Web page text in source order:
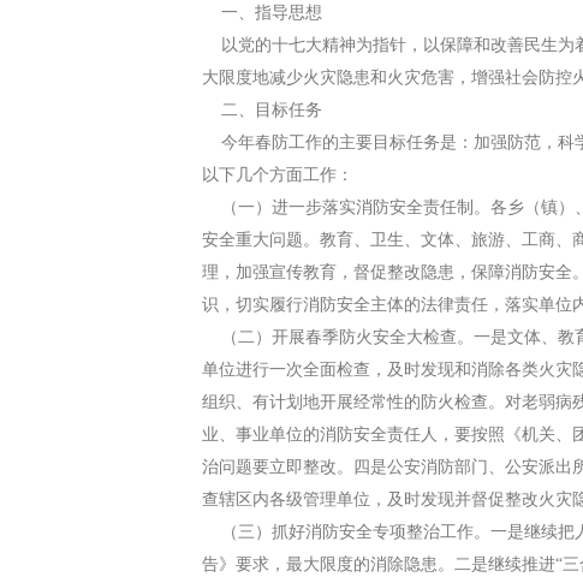
一、指导思想
以党的十七大精神为指针，以保障和改善民生为
大限度地减少火灾隐患和火灾危害，增强社会防控
二、目标任务
今年春防工作的主要目标任务是：加强防范，科
以下几个方面工作：
（一）进一步落实消防安全责任制。各乡（镇）
安全重大问题。教育、卫生、文体、旅游、工商
理，加强宣传教育，督促整改隐患，保障消防安
识，切实履行消防安全主体的法律责任，落实单位
（二）开展春季防火安全大检查。一是文体、教
单位进行一次全面检查，及时发现和消除各类火
组织、有计划地开展经常性的防火检查。对老弱
业、事业单位的消防安全责任人，要按照《机关
治问题要立即整改。四是公安消防部门、公安派
查辖区内各级管理单位，及时发现并督促整改火灾
（三）抓好消防安全专项整治工作。一是继续把
告》要求，最大限度的消除隐患。二是继续推进“